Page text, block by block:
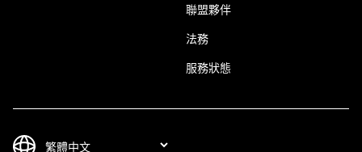
聯盟夥伴
法務
服務狀態